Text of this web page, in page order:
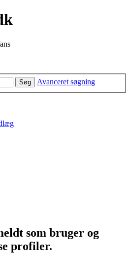
Søg Avanceret søgning
som bruger og
profiler.